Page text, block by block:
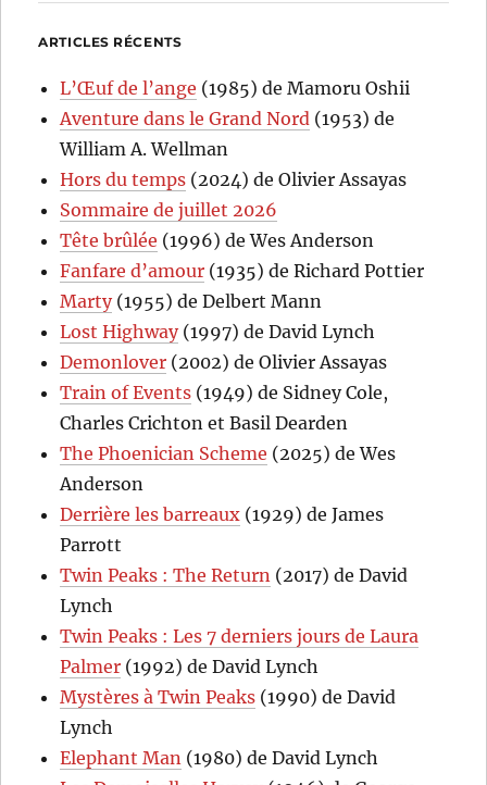
ARTICLES RÉCENTS
L’Œuf de l’ange (1985) de Mamoru Oshii
Aventure dans le Grand Nord (1953) de
William A. Wellman
Hors du temps (2024) de Olivier Assayas
Sommaire de juillet 2026
Tête brûlée (1996) de Wes Anderson
Fanfare d’amour (1935) de Richard Pottier
Marty(1955) de Delbert Mann
Lost Highway(1997) de David Lynch
Demonlover (2002) de Olivier Assayas
Train of Events (1949) de Sidney Cole,
Charles Crichton et Basil Dearden
The Phoenician Scheme (2025) de Wes
Anderson
Derrière les barreaux (1929) de James
Parrott
Twin Peaks : The Return (2017) de David
Lynch
Twin Peaks : Les 7 derniers jours de Laura
Palmer (1992) de David Lynch
Mystères à Twin Peaks (1990) de David
Lynch
Elephant Man (1980) de David Lynch